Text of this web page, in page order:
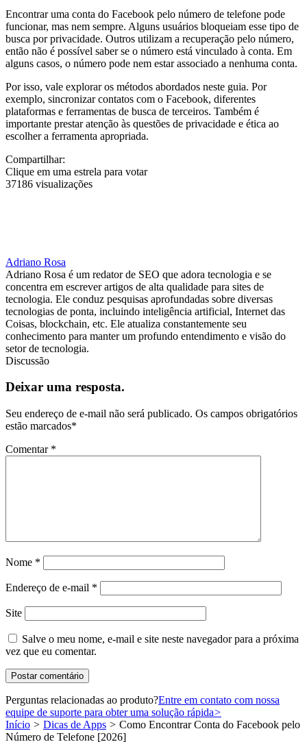
Encontrar uma conta do Facebook pelo número de telefone pode
funcionar, mas nem sempre. Alguns usuários bloqueiam esse tipo de
busca por privacidade. Outros utilizam a recuperação pelo número,
então não é possível saber se o número está vinculado à conta. Em
alguns casos, o número pode nem estar associado a nenhuma conta.
Por isso, vale explorar os métodos abordados neste guia. Por
exemplo, sincronizar contatos com o Facebook, diferentes
plataformas e ferramentas de busca de terceiros. Também é
importante prestar atenção às questões de privacidade e ética ao
escolher a ferramenta apropriada.
Compartilhar:
Clique em uma estrela para votar
37186 visualizações
Adriano Rosa
Adriano Rosa é um redator de SEO que adora tecnologia e se
concentra em escrever artigos de alta qualidade para sites de
tecnologia. Ele conduz pesquisas aprofundadas sobre diversas
tecnologias de ponta, incluindo inteligência artificial, Internet das
Coisas, blockchain, etc. Ele atualiza constantemente seu
conhecimento para manter um profundo entendimento e visão do
setor de tecnologia.
Discussão
Deixar uma resposta.
Seu endereço de e-mail não será publicado. Os campos obrigatórios
estão marcados*
Comentar *
Nome *
Endereço de e-mail *
Site
Salve o meu nome, e-mail e site neste navegador para a próxima
vez que eu comentar.
Perguntas relacionadas ao produto?Entre em contato com nossa
equipe de suporte para obter uma solução rápida>
Início > Dicas de Apps > Como Encontrar Conta do Facebook pelo
Número de Telefone [2026]